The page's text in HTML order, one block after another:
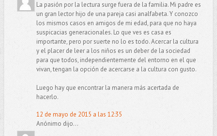
La pasión por la lectura surge fuera de la familia. Mi padre es
un gran lector hijo de una pareja casi analfabeta. Y conozco
los mismos casos en amigos de mi edad, para que no haya
suspicacias generacionales. Lo que ves es casa es
importante, pero por suerte no lo es todo. Acercar la cultura
y el placer de leer a los niños es un deber de la sociedad
para que todos, independientemente del entorno en el que
vivan, tengan la opción de acercarse a la cultura con gusto.
Luego hay que encontrar la manera más acertada de
hacerlo.
12 de mayo de 2015 a las 12:35
Anónimo dijo...